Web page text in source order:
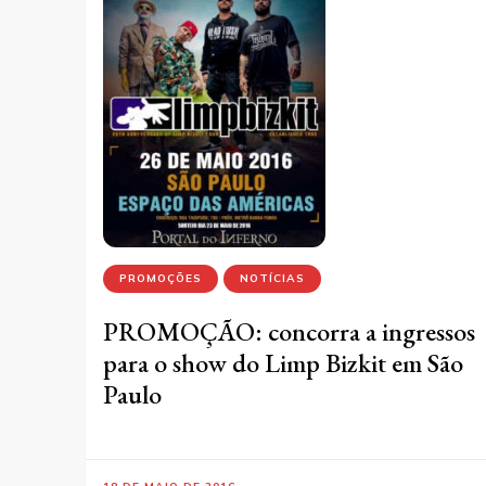
PROMOÇÕES NOTÍCIAS
PROMOÇÃO: concorra a ingressos
para o show do Limp Bizkit em São
Paulo